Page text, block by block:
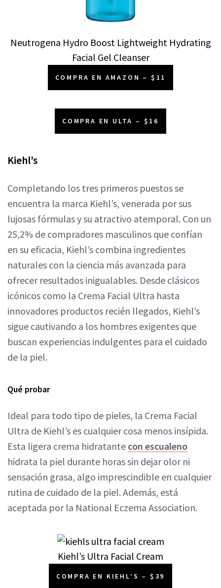
Neutrogena Hydro Boost Lightweight Hydrating
Facial Gel Cleanser
COMPRA EN AMAZON – $11
COMPRA EN ULTA – $16
Kiehl’s
Completando los tres primeros puestos se
encuentra la marca Kiehl’s, venerada por sus
lujosas fórmulas y su atractivo atemporal. Con un
25,2% de compradores masculinos que confían
en su eficacia, Kiehl’s combina ingredientes
naturales con la ciencia más avanzada para
ofrecer resultados inigualables. Desde clásicos
icónicos como la Crema Facial Ultra hasta
innovadores productos recién llegados, Kiehl’s
sigue cautivando a los hombres exigentes que
buscan experiencias indulgentes para el cuidado
de la piel.
Qué probar
Ideal para todo tipo de pieles, la Crema Facial
Ultra de Kiehl’s es cualquier cosa menos insípida.
Esta ligera crema hidratante con escualeno
hidrata la piel durante horas sin dejar olor ni
sensación grasa, algo imprescindible en cualquier
rutina de cuidado de la piel. Además, está
aceptada por la National Eczema Association.
Kiehl’s Ultra Facial Cream
COMPRA EN KIEHL’S – $39